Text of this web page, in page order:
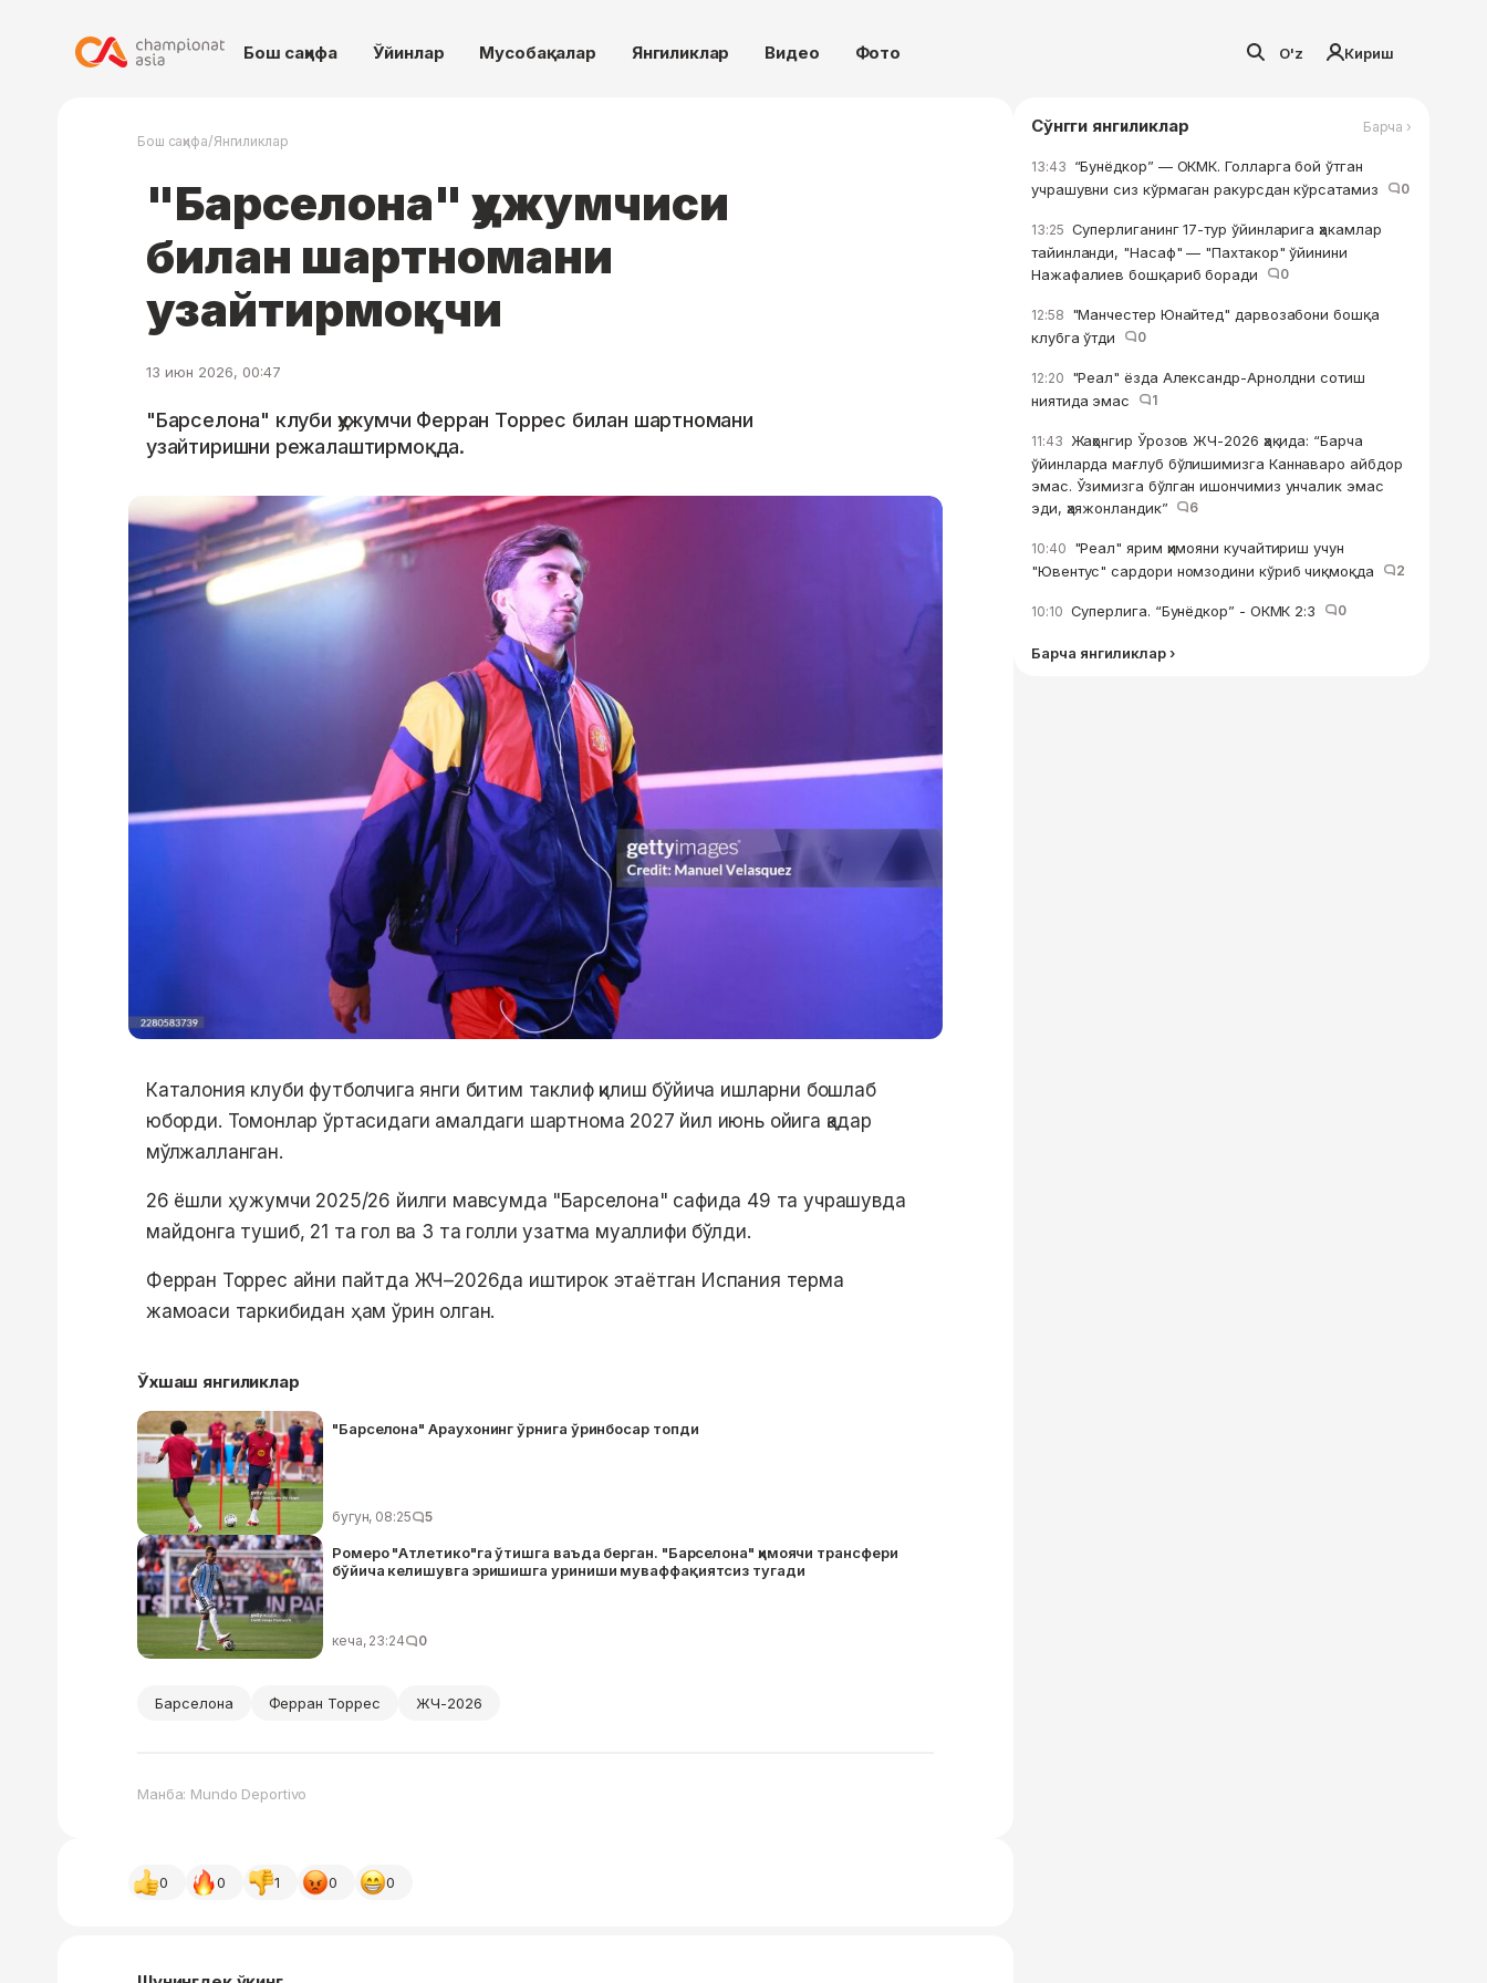
Бош саҳифа Ўйинлар Мусобақалар Янгиликлар Видео Фото O'z Кириш
Бош саҳифа/Янгиликлар
"Барселона" ҳужумчиси
билан шартномани
узайтирмоқчи
13 июн 2026, 00:47
"Барселона" клуби ҳужумчи Ферран Торрес билан шартномани
узайтиришни режалаштирмоқда.
Каталония клуби футболчига янги битим таклиф қилиш бўйича ишларни бошлаб
юборди. Томонлар ўртасидаги амалдаги шартнома 2027 йил июнь ойига қадар
мўлжалланган.
26 ёшли ҳужумчи 2025/26 йилги мавсумда "Барселона" сафида 49 та учрашувда
майдонга тушиб, 21 та гол ва 3 та голли узатма муаллифи бўлди.
Ферран Торрес айни пайтда ЖЧ–2026да иштирок этаётган Испания терма
жамоаси таркибидан ҳам ўрин олган.
Ўхшаш янгиликлар
"Барселона" Араухонинг ўрнига ўринбосар топди
бугун, 08:25 5
Ромеро "Атлетико"га ўтишга ваъда берган. "Барселона" ҳимоячи трансфери
бўйича келишувга эришишга уриниши муваффақиятсиз тугади
кеча, 23:24 0
Барселона Ферран Торрес ЖЧ-2026
Манба: Mundo Deportivo
0 0 1 0 0
Сўнгги янгиликлар Барча ›
13:43 “Бунёдкор” — ОКМК. Голларга бой ўтган
учрашувни сиз кўрмаган ракурсдан кўрсатамиз
0
13:25 Суперлиганинг 17-тур ўйинларига ҳакамлар
тайинланди, "Насаф" — "Пахтакор" ўйинини
Нажафалиев бошқариб боради
0
12:58 "Манчестер Юнайтед" дарвозабони бошқа
клубга ўтди
0
12:20 "Реал" ёзда Александр-Арнолдни сотиш
ниятида эмас
1
11:43 Жаҳонгир Ўрозов ЖЧ-2026 ҳақида: “Барча
ўйинларда мағлуб бўлишимизга Каннаваро айбдор
эмас. Ўзимизга бўлган ишончимиз унчалик эмас
эди, ҳаяжонландик”
6
10:40 "Реал" ярим ҳимояни кучайтириш учун
"Ювентус" сардори номзодини кўриб чиқмоқда
2
10:10 Суперлига. “Бунёдкор” - ОКМК 2:3 0
Барча янгиликлар ›